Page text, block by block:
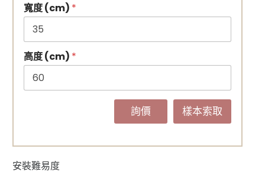
寬度 (cm) *
高度 (cm) *
詢價 樣本索取
安裝難易度